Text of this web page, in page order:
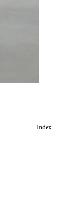
Index